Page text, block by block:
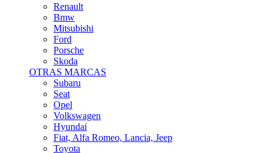
Bmw
Mitsubishi
Ford
Porsche
Skoda
OTRAS MARCAS
Subaru
Seat
Opel
Volkswagen
Hyundai
Fiat, Alfa Romeo, Lancia, Jeep
Toyota
Suzuki